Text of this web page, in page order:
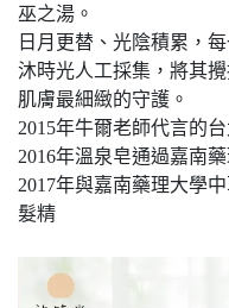
巫之湯。
日月更替、光陰積累，
沐時光人工採集，將其
肌膚最細緻的守護。
2015年牛爾老師代言的
2016年溫泉皂通過嘉南
2017年與嘉南藥理大學
髮精